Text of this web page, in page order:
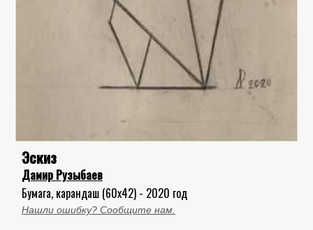
Эскиз
Дамир Рузыбаев
Бумага, карандаш (60x42) - 2020 год
Нашли ошибку? Сообщите нам.